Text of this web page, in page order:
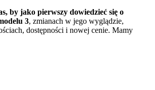
by jako pierwszy dowiedzieć się o
3, zmianach w jego wyglądzie,
dostępności i nowej cenie. Mamy